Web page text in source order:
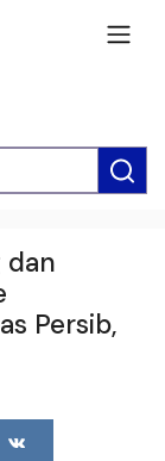
dan
Persib,